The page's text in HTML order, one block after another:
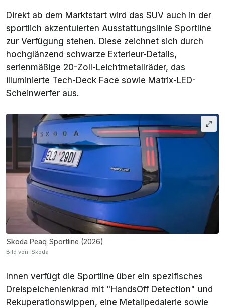
Direkt ab dem Marktstart wird das SUV auch in der
sportlich akzentuierten Ausstattungslinie Sportline
zur Verfügung stehen. Diese zeichnet sich durch
hochglänzend schwarze Exterieur-Details,
serienmäßige 20-Zoll-Leichtmetallräder, das
illuminierte Tech-Deck Face sowie Matrix-LED-
Scheinwerfer aus.
Skoda Peaq Sportline (2026)
Bild von: Skoda
Innen verfügt die Sportline über ein spezifisches
Dreispeichenlenkrad mit "HandsOff Detection" und
Rekuperationswippen, eine Metallpedalerie sowie